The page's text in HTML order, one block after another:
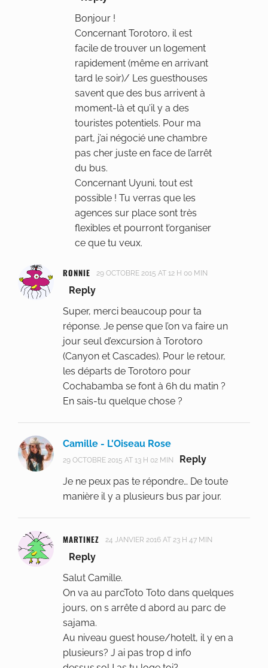
Bonjour !
Concernant Torotoro, il est
facile de trouver un logement
rapidement (même en arrivant
tard le soir)/ Les guesthouses
savent que des bus arrivent à
moment-là et qu’il y a des
touristes potentiels. Pour ma
part, j’ai négocié une chambre
pas cher juste en face de l’arrêt
du bus.
Concernant Uyuni, tout est
possible ! Tu verras que les
agences sur place sont très
flexibles et pourront t’organiser
ce que tu veux.
RONNIE 29 OCTOBRE 2015 AT 12 H 00 MIN
Reply
Super, merci beaucoup pour ta
réponse. Je pense que l’on va faire un
jour seul d’excursion à Torotoro
(Canyon et Cascades). Pour le retour,
les départs de Torotoro pour
Cochabamba se font à 6h du matin ?
En sais-tu quelque chose ?
Camille - L'Oiseau Rose
29 OCTOBRE 2015 AT 13 H 02 MIN
Reply
Je ne peux pas te répondre… De toute
manière il y a plusieurs bus par jour.
MARTINEZ 24 JANVIER 2016 AT 23 H 47 MIN
Reply
Salut Camille.
On va au parcToto Toto dans quelques
jours, on s arrête d abord au parc de
sajama.
Au niveau guest house/hotelt, il y en a
plusieurs? J ai pas trop d info